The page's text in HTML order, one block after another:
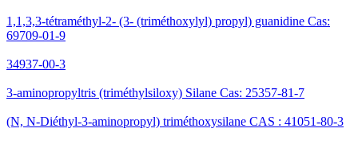
1,1,3,3-tétraméthyl-2- (3- (triméthoxylyl) propyl) guanidine Cas:
69709-01-9
34937-00-3
3-aminopropyltris (triméthylsiloxy) Silane Cas: 25357-81-7
(N, N-Diéthyl-3-aminopropyl) triméthoxysilane CAS : 41051-80-3